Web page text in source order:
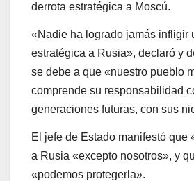
derrota estratégica a Moscú.
«Nadie ha logrado jamás infligir
estratégica a Rusia», declaró y
se debe a que «nuestro pueblo
comprende su responsabilidad
generaciones futuras, con sus
El jefe de Estado manifestó que
a Rusia «excepto nosotros», y
«podemos protegerla».